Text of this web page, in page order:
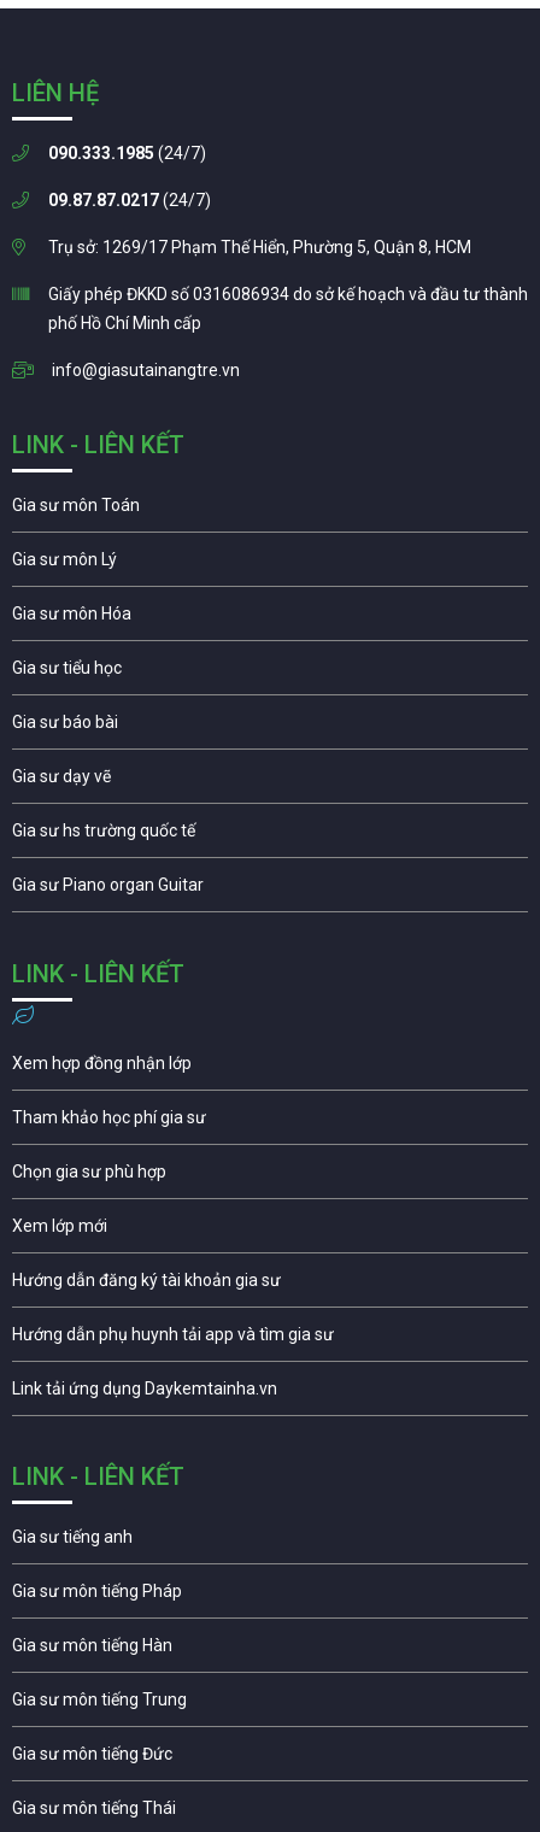
LIÊN HỆ
090.333.1985 (24/7)
09.87.87.0217(24/7)
Trụ sở: 1269/17 Phạm Thế Hiển, Phường 5, Quận 8, HCM
Giấy phép ĐKKD số 0316086934 do sở kế hoạch và đầu tư thành
phố Hồ Chí Minh cấp
info@giasutainangtre.vn
LINK - LIÊN KẾT
Gia sư môn Toán
Gia sư môn Lý
Gia sư môn Hóa
Gia sư tiểu học
Gia sư báo bài
Gia sư dạy vẽ
Gia sư hs trường quốc tế
Gia sư Piano organ Guitar
LINK - LIÊN KẾT
Xem hợp đồng nhận lớp
Tham khảo học phí gia sư
Chọn gia sư phù hợp
Xem lớp mới
Hướng dẫn đăng ký tài khoản gia sư
Hướng dẫn phụ huynh tải app và tìm gia sư
Link tải ứng dụng Daykemtainha.vn
LINK - LIÊN KẾT
Gia sư tiếng anh
Gia sư môn tiếng Pháp
Gia sư môn tiếng Hàn
Gia sư môn tiếng Trung
Gia sư môn tiếng Đức
Gia sư môn tiếng Thái